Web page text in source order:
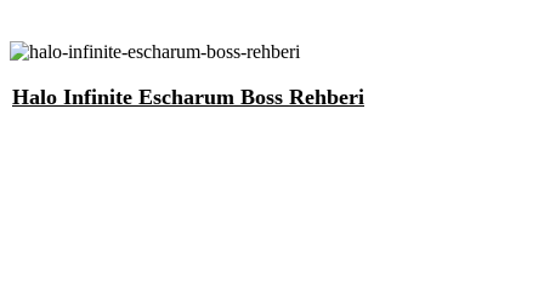
Halo Infinite Escharum Boss Rehberi